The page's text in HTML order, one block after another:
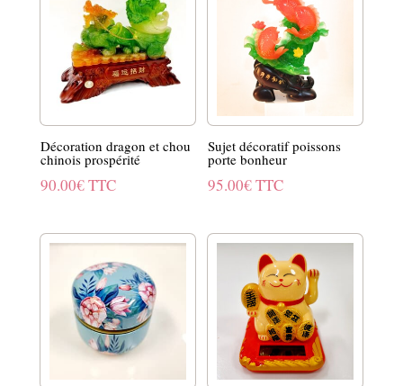
29.90€.22.43€.
Décoration dragon et chou
chinois prospérité
90.00€TTC
Sujet décoratif poissons
porte bonheur
95.00€TTC